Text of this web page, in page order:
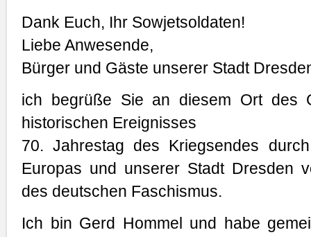
Dank Euch, Ihr Sowjetsoldaten!
Liebe Anwesende,
Bürger und Gäste unserer Stadt
ich begrüße Sie an diesem Ort des
historischen Ereignisses
70. Jahrestag des Kriegsendes
Europas und unserer Stadt Dresden
des deutschen Faschismus.
Ich bin Gerd Hommel und habe